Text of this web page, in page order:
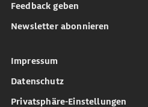
Feedback geben
Newsletter abonnieren
Impressum
Datenschutz
Privatsphäre-Einstellungen